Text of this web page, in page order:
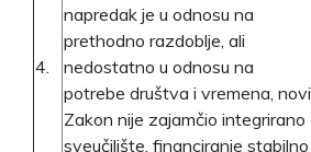
4.
napredak je u odnosu na
prethodno razdoblje, ali
nedostatno u odnosu na
potrebe društva i vremena, novi
Zakon nije zajamčio integrirano
sveučilište, financiranje stabilno